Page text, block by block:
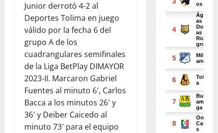
Junior derrotó 4-2 al
Deportes Tolima en juego
válido por la fecha 6 del
grupo A de los
cuadrangulares semifinales
de la Liga BetPlay DIMAYOR
2023-II. Marcaron Gabriel
Fuentes al minuto 6′, Carlos
Bacca a los minutos 26′ y
36′ y Deiber Caicedo al
minuto 73′ para el equipo